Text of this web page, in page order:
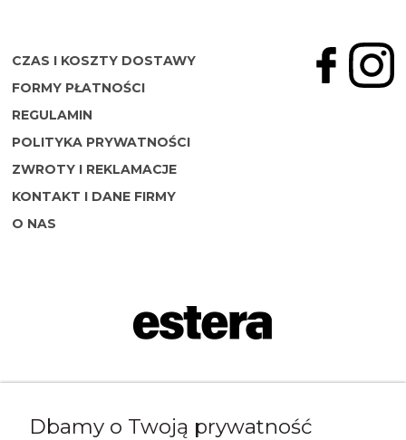
CZAS I KOSZTY DOSTAWY
FORMY PŁATNOŚCI
REGULAMIN
POLITYKA PRYWATNOŚCI
ZWROTY I REKLAMACJE
KONTAKT I DANE FIRMY
O NAS
shop@esterashop.com
Dbamy o Twoją prywatność